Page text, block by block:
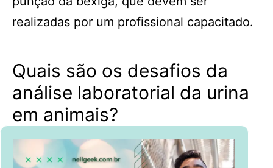
realizadas por um profissional capacitado.
Quais são os desafios da
análise laboratorial da urina
em animais?